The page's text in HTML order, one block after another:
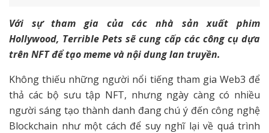
Với sự tham gia của các nhà sản xuất phim
Hollywood, Terrible Pets sẽ cung cấp các công cụ dựa
trên NFT để tạo meme và nội dung lan truyền.
Không thiếu những người nổi tiếng tham gia Web3 để
thả các bộ sưu tập NFT, nhưng ngày càng có nhiều
người sáng tạo thành danh đang chú ý đến công nghệ
Blockchain như một cách để suy nghĩ lại về quá trình